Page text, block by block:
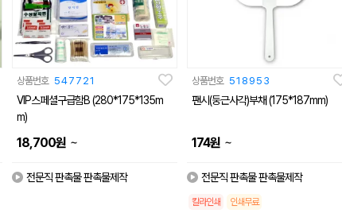
상품번호 547721
VIP스페셜구급함B (280*175*135m
m)
18,700원 ~
전문직 판촉물 판촉물제작
상품번호 518953
팬시(둥근사각)부채 (175*187mm)
174원 ~
전문직 판촉물 판촉물제작
칼라인쇄 인쇄무료